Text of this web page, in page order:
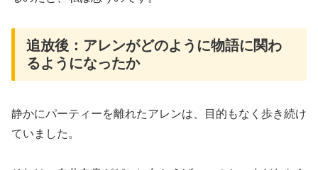
追放後：アレンがどのように物語に関わ
るようになったか
静かにパーティーを離れたアレンは、目的もなく歩き続け
ていました。